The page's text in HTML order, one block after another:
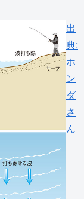
出
典:
ホ
ン
ダ
さ
ん